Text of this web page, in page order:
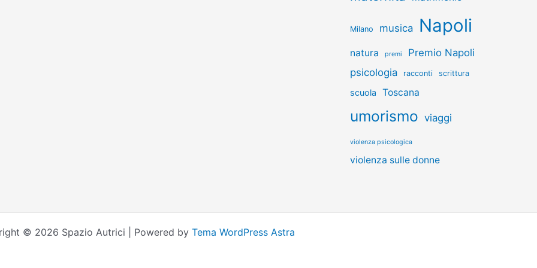
Milano musica Napoli
natura premi
Premio Napoli
psicologia
racconti scrittura
scuola Toscana
umorismo viaggi
violenza psicologica
violenza sulle donne
© 2026 Spazio Autrici | Powered by Tema WordPress Astra